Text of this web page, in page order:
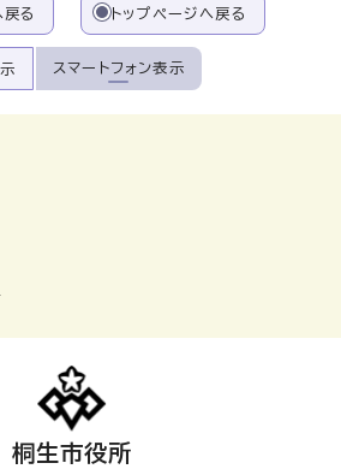
る トップページへ戻る
スマートフォン表示
桐生市役所